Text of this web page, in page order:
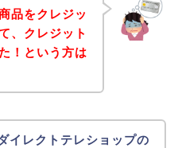
品をクレジッ
、クレジット
！という方は
イレクトテレショップの